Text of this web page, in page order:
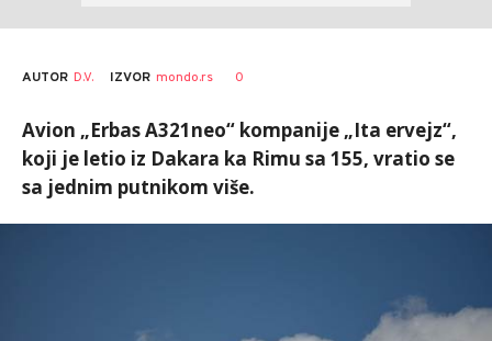
AUTOR D.V. IZVOR mondo.rs 0
Avion „Erbas A321neo“ kompanije „Ita ervejz“,
koji je letio iz Dakara ka Rimu sa 155, vratio se
sa jednim putnikom više.